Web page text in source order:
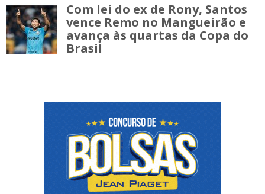
Com lei do ex de Rony, Santos
vence Remo no Mangueirão e
avança às quartas da Copa do
Brasil